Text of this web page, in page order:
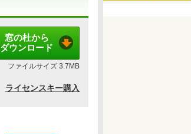
窓の杜から
ダウンロード
ファイルサイズ 3.7MB
ライセンスキー購入